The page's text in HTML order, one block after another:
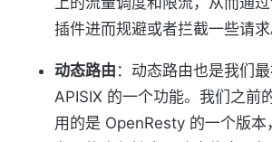
插件进而规避或者拦截一些请求
动态路由 ：动态路由也是我们
APISIX 的一个功能。我们之前
用的是 OpenResty 的一个版本